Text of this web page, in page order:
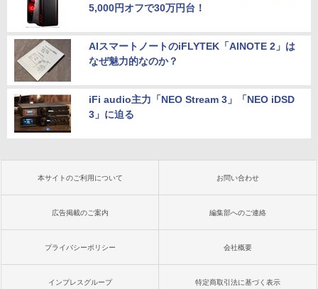
5,000円オフで30万円台！
AIスマートノートのiFLYTEK「AINOTE 2」は
なぜ魅力的なのか？
iFi audio主力「NEO Stream 3」「NEO iDSD
3」に迫る
本サイトのご利用について お問い合わせ
広告掲載のご案内 編集部へのご連絡
プライバシーポリシー 会社概要
インプレスグループ 特定商取引法に基づく表示